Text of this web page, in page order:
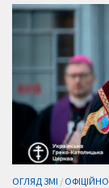
ОГЛЯД ЗМІ / ОФІЦІЙНО